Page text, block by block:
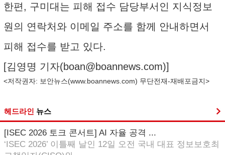
한편, 구미대는 피해 접수 담당부서인 지식정보
원의 연락처와 이메일 주소를 함께 안내하면서
피해 접수를 받고 있다.
[김영명 기자(boan@boannews.com)]
<저작권자: 보안뉴스(www.boannews.com) 무단전재-재배포금지>
헤드라인 뉴스
[ISEC 2026 토크 콘서트] AI 자율 공격 ...
‘ISEC 2026’ 이틀째 날인 12일 오전 국내 대표 정보보호최